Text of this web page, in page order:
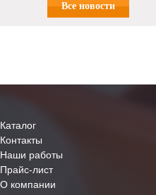
Все новости
Каталог
Контакты
Наши работы
Прайс-лист
О компании